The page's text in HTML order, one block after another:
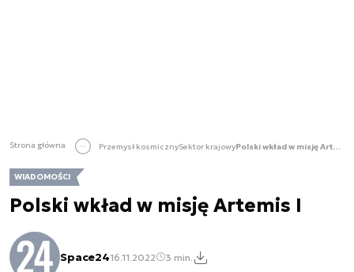
Strona główna Przemysł kosmicznySektor krajowy Polski wkład w misję Artemis I
WIADOMOŚCI
Polski wkład w misję Artemis I
Space2416.11.2022 3 min.